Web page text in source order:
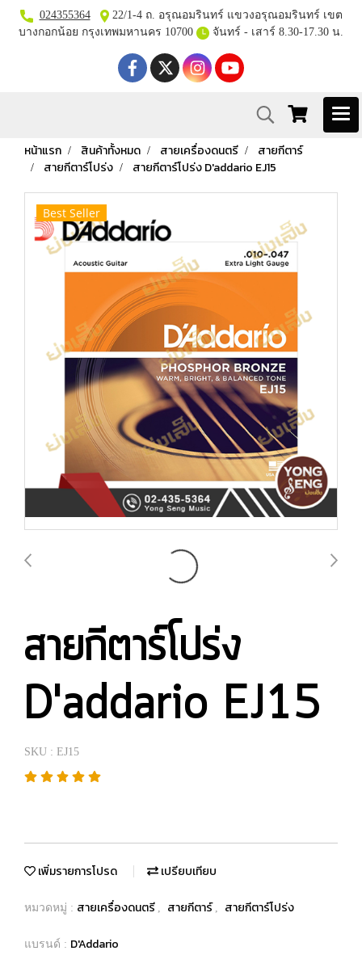
024355364
22/1-4 ถ. อรุณอมรินทร์ แขวงอรุณอมรินทร์ เขต
บางกอกน้อย กรุงเทพมหานคร 10700
จันทร์ - เสาร์ 8.30-17.30 น.
หน้าแรก สินค้าทั้งหมด สายเครื่องดนตรี
สายกีตาร์
สายกีตาร์โปร่ง
สายกีตาร์โปร่ง D'addario EJ15
Best Seller
สายกีตาร์โปร่ง
D'addario EJ15
SKU : EJ15
เพิ่มรายการโปรด เปรียบเทียบ
หมวดหมู่ : สายเครื่องดนตรี , สายกีตาร์ , สายกีตาร์โปร่ง
แบรนด์ : D'Addario